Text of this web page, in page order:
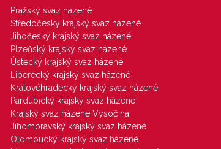
Pražský svaz házené
Středočeský krajský svaz házené
Jihočeský krajský svaz házené
Plzeňský krajský svaz házené
Ústecký krajský svaz házené
Liberecký krajský svaz házené
Královéhradecký krajský svaz házené
Pardubický krajský svaz házené
Krajský svaz házené Vysočina
Jihomoravský krajský svaz házené
Olomoucký krajský svaz házené